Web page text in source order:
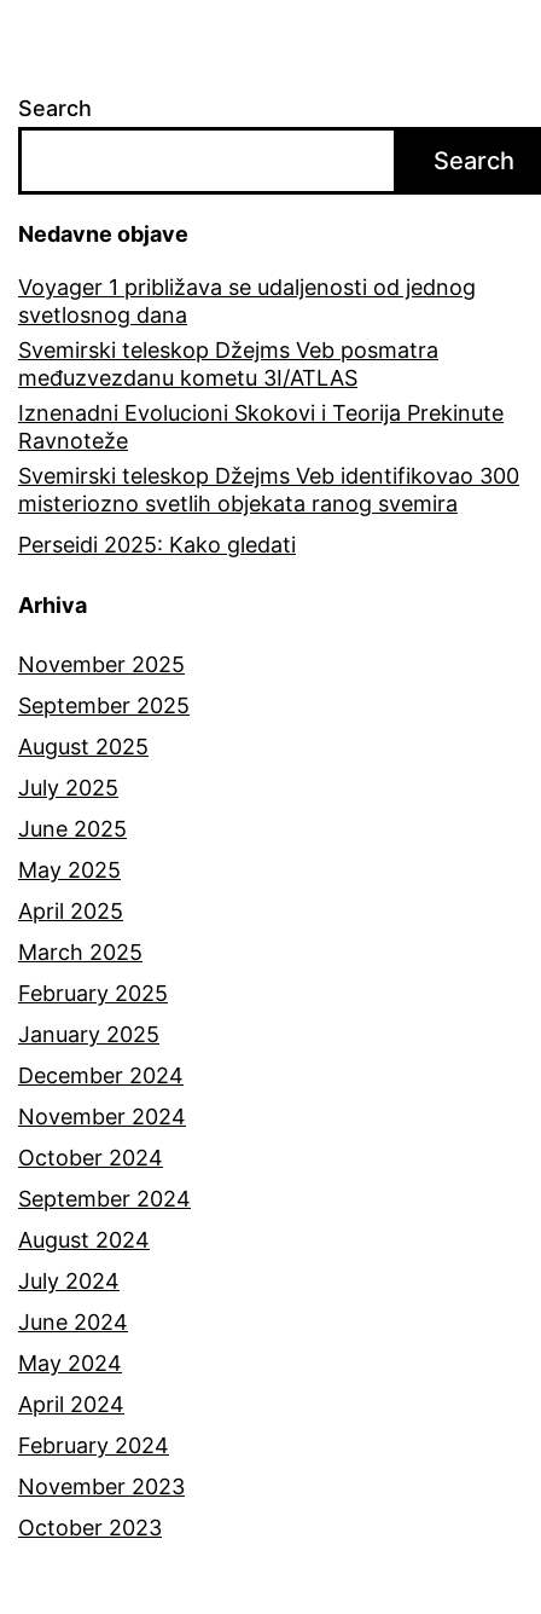
Search
Search
Nedavne objave
Voyager 1 približava se udaljenosti od jednog
svetlosnog dana
Svemirski teleskop Džejms Veb posmatra
međuzvezdanu kometu 3I/ATLAS
Iznenadni Evolucioni Skokovi i Teorija Prekinute
Ravnoteže
Svemirski teleskop Džejms Veb identifikovao 300
misteriozno svetlih objekata ranog svemira
Perseidi 2025: Kako gledati
Arhiva
November 2025
September 2025
August 2025
July 2025
June 2025
May 2025
April 2025
March 2025
February 2025
January 2025
December 2024
November 2024
October 2024
September 2024
August 2024
July 2024
June 2024
May 2024
April 2024
February 2024
November 2023
October 2023